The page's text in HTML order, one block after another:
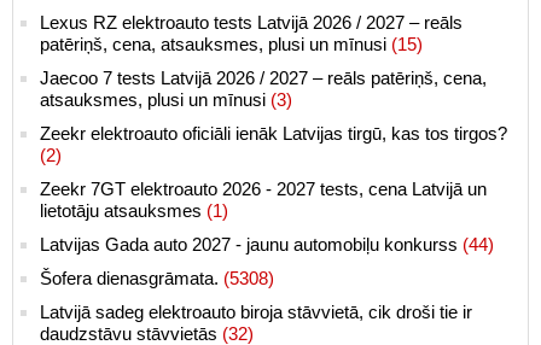
Lexus RZ elektroauto tests Latvijā 2026 / 2027 – reāls
patēriņš, cena, atsauksmes, plusi un mīnusi (15)
Jaecoo 7 tests Latvijā 2026 / 2027 – reāls patēriņš, cena,
atsauksmes, plusi un mīnusi (3)
Zeekr elektroauto oficiāli ienāk Latvijas tirgū, kas tos tirgos?
(2)
Zeekr 7GT elektroauto 2026 - 2027 tests, cena Latvijā un
lietotāju atsauksmes (1)
Latvijas Gada auto 2027 - jaunu automobiļu konkurss (44)
Šofera dienasgrāmata. (5308)
Latvijā sadeg elektroauto biroja stāvvietā, cik droši tie ir
daudzstāvu stāvvietās (32)